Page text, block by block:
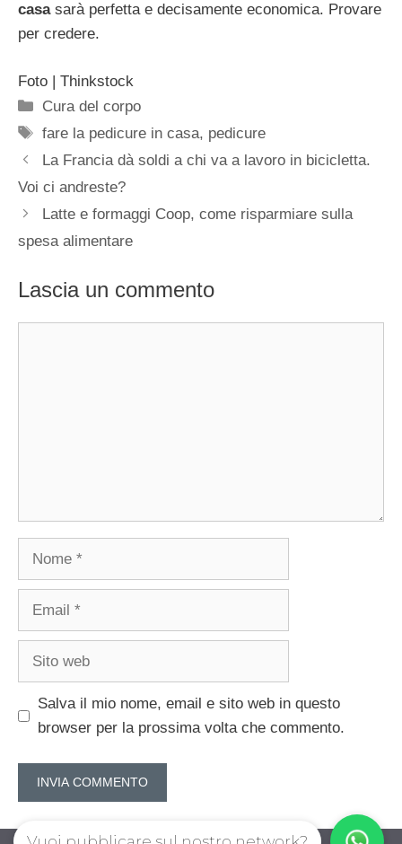
casa sarà perfetta e decisamente economica. Provare
per credere.
Foto | Thinkstock
Categorie
Cura del corpo
Tag
fare la pedicure in casa, pedicure
La Francia dà soldi a chi va a lavoro in bicicletta.
Voi ci andreste?
Latte e formaggi Coop, come risparmiare sulla
spesa alimentare
Lascia un commento
Nome
Email
Sito
Salva il mio nome, email e sito web in questo
browser per la prossima volta che commento.